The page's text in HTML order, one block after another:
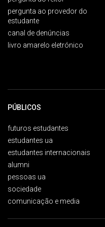
pergunta ao provedor do
estudante
canal de denúncias
livro amarelo eletrónico
PÚBLICOS
futuros estudantes
estudantes ua
estudantes internacionais
alumni
pessoas ua
sociedade
comunicação e media